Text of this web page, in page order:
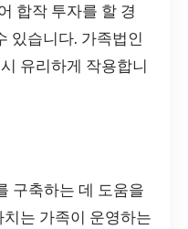
합작 투자를 할 경
있습니다. 가족법인
유리하게 작용합니
구축하는 데 도움을
는 가족이 운영하는